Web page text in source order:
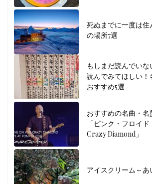
死ぬまでに一度は
の場所7選
もしまだ読んでい
読んでみてほしい
おすすめ5選
おすすめの名曲・
「ピンク・フロイ
Crazy Diamond」
アイスクリーム～あ